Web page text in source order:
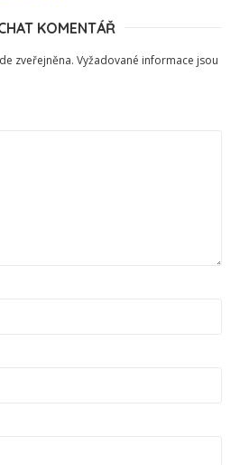
KOMENTÁŘ
zveřejněna. Vyžadované informace jsou